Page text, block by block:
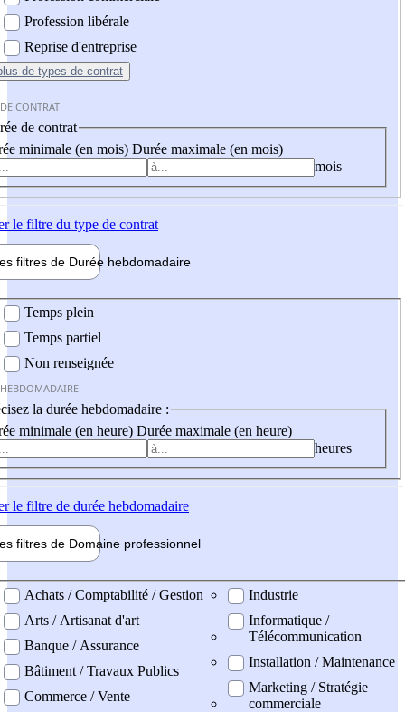
Profession libérale
Reprise d'entreprise
de types de contrat
CONTRAT
de contrat
minimale (en mois) Durée maximale (en mois)
mois
le filtre du type de contrat
filtres de Durée hebdomadaire
Temps plein
Temps partiel
Non renseignée
la durée hebdomadaire :
minimale (en heure) Durée maximale (en heure)
heures
le filtre de durée hebdomadaire
filtres de Domaine professionnel
professionel
Achats / Comptabilité / Gestion
Arts / Artisanat d'art
Banque / Assurance
Bâtiment / Travaux Publics
Commerce / Vente
Industrie
Informatique /
Télécommunication
Installation / Maintenance
Marketing / Stratégie
commerciale